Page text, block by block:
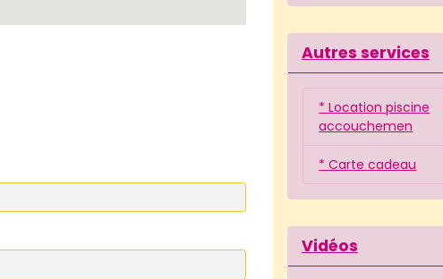
Autres services
* Location piscine
accouchemen
* Carte cadeau
Vidéos